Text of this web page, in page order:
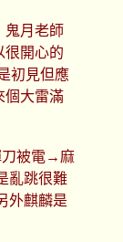
鬼月老師
很開心的
初見但應
個大雷滿
刀被電→麻
亂跳很難
外麒麟是